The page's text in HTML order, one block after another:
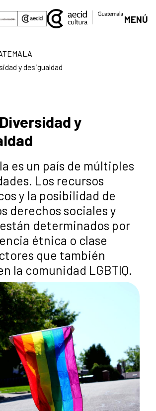
principal
MENÚ
y desigualdad
y
es un país de múltiples
Los recursos
y la posibilidad de
derechos sociales y
determinados por
étnica o clase
que también
la comunidad LGBTIQ.